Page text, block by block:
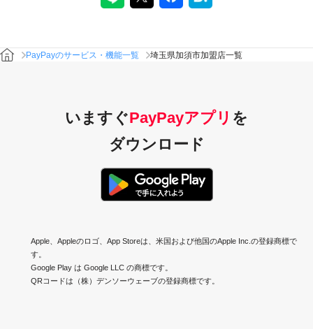
PayPayのサービス・機能一覧 埼玉県加須市加盟店一覧
いますぐPayPayアプリ を
ダウンロード
Apple、Appleのロゴ、App Storeは、米国および他国のApple Inc.の登録商標で
す。
Google Play は Google LLC の商標です。
QRコードは（株）デンソーウェーブの登録商標です。